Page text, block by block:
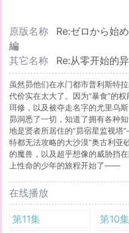
原版名称
Re:ゼロから始
編
其它名称
Re:从零开始的
虽然昴他们在水门都市普利斯特
代价实在太大了。因为“暴食”的
珥修，以及被夺走名字的尤里乌
昴洞悉了一切，知道了拥有各种
地是贤者所居住的“昴宿星监视
特都无法攻略的大沙漠“奥古利亚
的魔兽，以及超乎想像的威胁挡
上性命的少年的旅程开始了——
在线播放
第11集 第10集